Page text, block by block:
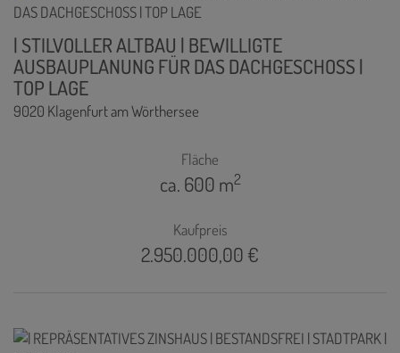
| STILVOLLER ALTBAU | BEWILLIGTE
AUSBAUPLANUNG FÜR DAS DACHGESCHOSS |
TOP LAGE
9020 Klagenfurt am Wörthersee
Fläche
ca. 600 m2
Kaufpreis
2.950.000,00 €